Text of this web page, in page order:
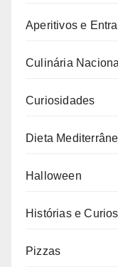
Aperitivos e
Culinária Nacional
Curiosidades
Dieta
Halloween
Histórias e
Pizzas